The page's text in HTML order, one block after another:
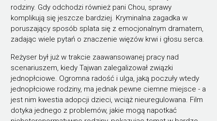
rodziny. Gdy odchodzi również pani Chou, sprawy
komplikują się jeszcze bardziej. Kryminalna zagadka w
poruszający sposób splata się z emocjonalnym dramatem,
zadając wiele pytań o znaczenie więzów krwi i głosu serca.
Reżyser był już w trakcie zaawansowanej pracy nad
scenariuszem, kiedy Tajwan zalegalizował związki
jednopłciowe. Ogromna radość i ulga, jaką poczuły wtedy
jednopłciowe rodziny, ma jednak pewne ciemne miejsce - a
jest nim kwestia adopcji dzieci, wciąż nieuregulowana. Film
dotyka jednego z problemów, jakie mogą napotkać